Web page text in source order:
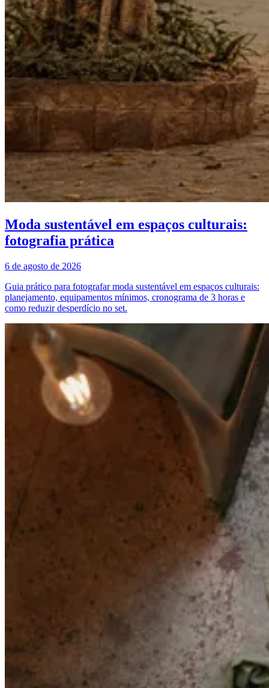
Moda sustentável em espaços culturais:
fotografia prática
6 de agosto de 2026
Guia prático para fotografar moda sustentável em espaços culturais:
planejamento, equipamentos mínimos, cronograma de 3 horas e
como reduzir desperdício no set.